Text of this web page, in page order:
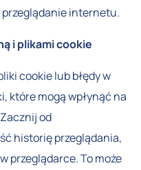
przeglądanie internetu.
i plikami cookie
cookie lub błędy w
które mogą wpłynąć na
od
historię przeglądania,
przeglądarce. To może